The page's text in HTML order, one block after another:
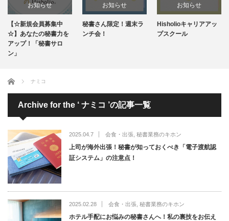
らせ
分類
員募集中
の秘書力を
秘書サロ
秘書さん限定！週末ラ
ンチ会！
Hisholioキャリアアッ
毎週水曜
Home ナミコ
Archive for the ‘ ナミコ ’
2025.04.7 会食・出張, 秘書業務のキホン
上司が海外出張！秘書が知っておくべき「電子渡航認
証システム」の注意点！
2025.02.28 会食・出張, 秘書業務のキホン
ホテル手配にお悩みの秘書さんへ！私の裏技をお伝え